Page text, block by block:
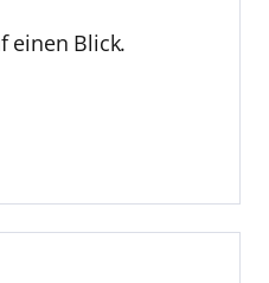
einen Blick.